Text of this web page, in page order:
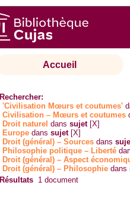
Accueil
Rechercher:
'Civilisation Mœurs et coutumes'
Civilisation – Mœurs et coutumes
Droit naturel danssujet [X]
Europe danssujet [X]
Droit (général) – Sources dans
Philosophie politique – Liberté
Droit (général) – Aspect
Droit (général) – Philosophie dans
Résultats 1 document